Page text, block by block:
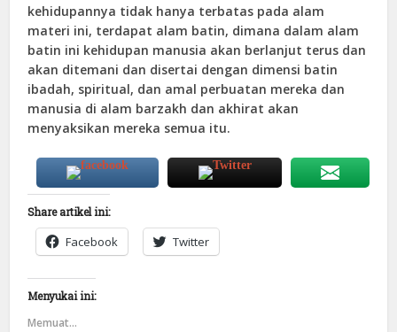
kehidupannya tidak hanya terbatas pada alam
materi ini, terdapat alam batin, dimana dalam alam
batin ini kehidupan manusia akan berlanjut terus dan
akan ditemani dan disertai dengan dimensi batin
ibadah, spiritual, dan amal perbuatan mereka dan
manusia di alam barzakh dan akhirat akan
menyaksikan mereka semua itu.
Share artikel ini:
Facebook Twitter
Menyukai ini:
Memuat...